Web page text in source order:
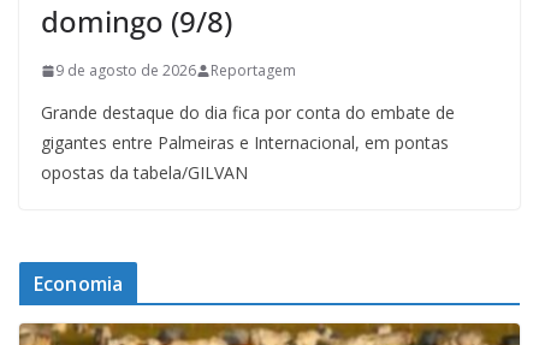
domingo (9/8)
9 de agosto de 2026 Reportagem
Grande destaque do dia fica por conta do embate de
gigantes entre Palmeiras e Internacional, em pontas
opostas da tabela/GILVAN
Economia